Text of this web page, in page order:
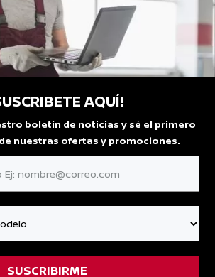
AQUÍ!
boletín de noticias y sé el primero
nuestras ofertas y promociones.